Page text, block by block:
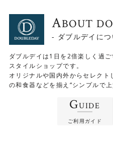
ABOUT
- ダブルデイに
ダブルデイは1日を2倍楽しく過
スタイルショップです。
オリジナルや国内外からセレク
の和食器などを揃え“シンプルで
GUIDE
ご利用ガイド